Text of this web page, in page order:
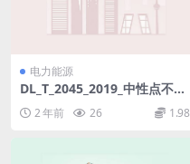
电力能源
DL_T_2045_2019_中性点不接
pdf2 年前 26 1.98